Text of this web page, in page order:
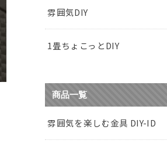
雰囲気DIY
1畳ちょこっとDIY
商品一覧
雰囲気を楽しむ金具 DIY-ID